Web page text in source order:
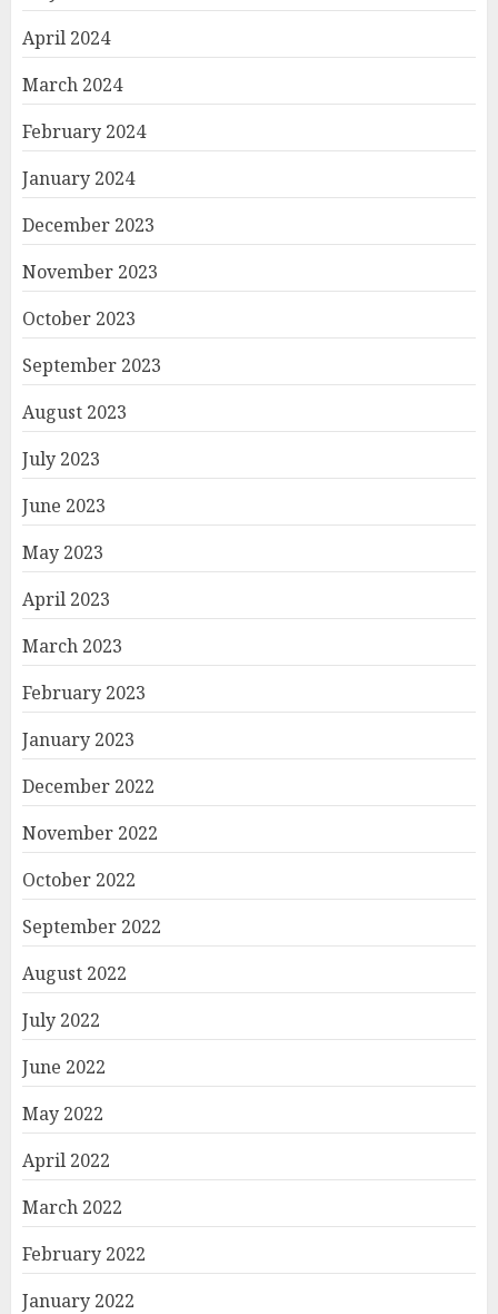
April 2024
March 2024
February 2024
January 2024
December 2023
November 2023
October 2023
September 2023
August 2023
July 2023
June 2023
May 2023
April 2023
March 2023
February 2023
January 2023
December 2022
November 2022
October 2022
September 2022
August 2022
July 2022
June 2022
May 2022
April 2022
March 2022
February 2022
January 2022